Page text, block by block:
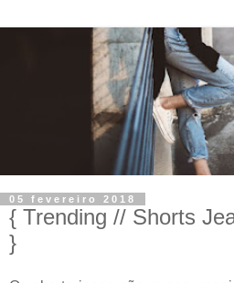
05 fevereiro 2018
{ Trending // Shorts
}